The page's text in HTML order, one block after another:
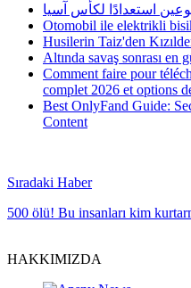
استعدادًا لكأس آسيا
Otomobil ile elektrikli
Husilerin Taiz'den
Altında savaş sonrası en
Comment faire pour
complet 2026 et options
Best OnlyFand Guide:
Content
Sıradaki Haber
500 ölü! Bu insanları kim
HAKKIMIZDA